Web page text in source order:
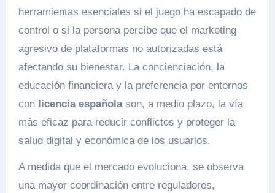
herramientas esenciales si el juego ha escapado de
control o si la persona percibe que el marketing
agresivo de plataformas no autorizadas está
afectando su bienestar. La concienciación, la
educación financiera y la preferencia por entornos
con licencia españolason, a medio plazo, la vía
más eficaz para reducir conflictos y proteger la
salud digital y económica de los usuarios.
A medida que el mercado evoluciona, se observa
una mayor coordinación entre reguladores,